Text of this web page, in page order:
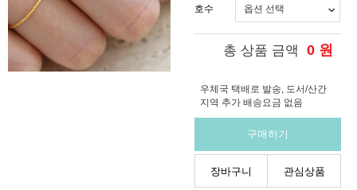
호수
총 상품 금액 0 원
우체국 택배로 발송, 도서/산간
지역 추가 배송요금 없음
구매하기
장바구니 관심상품